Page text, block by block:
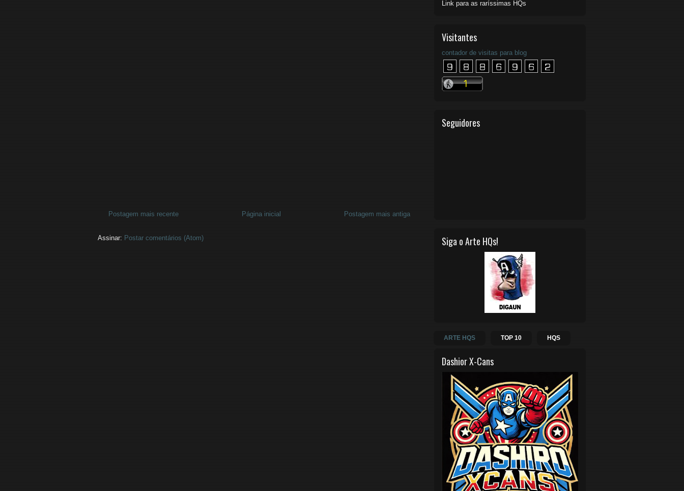
Postagem mais recente Postagem mais antiga
Página inicial
Assinar: Postar comentários (Atom)
Link para as raríssimas HQs
Visitantes
contador de visitas para blog
Seguidores
Siga o Arte HQs!
ARTE HQS TOP 10 HQS
Dashior X-Cans